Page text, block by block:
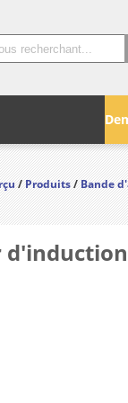
/Produits/Bande
d'induction